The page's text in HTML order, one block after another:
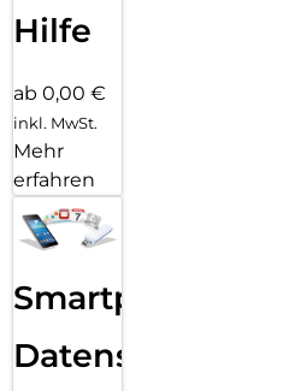
Hilfe
ab 0,00 €
inkl. MwSt.
Mehr
erfahren
Smartphone
Datensicherung